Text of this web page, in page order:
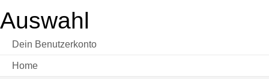
Auswahl
Dein Benutzerkonto
Home